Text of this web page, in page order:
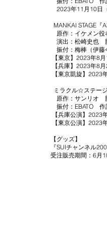
2023年11月10日
MANKAI STAGE『
原作：イケメン役
演出：松崎史也
振付：梅棒（伊藤
【東京】2023年8
【兵庫】2023年8
【東京凱旋】2023
ミラクル☆ステー
原作：サンリオ
振付：EBATO 作
【兵庫公演】2023
【東京公演】2023
【グッズ】
『SUIチャンネル
受注販売期間：6月